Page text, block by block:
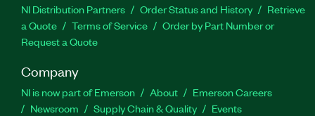
NI Distribution Partners Order Status and History
Retrieve
a Quote
Terms of Service
Order by Part Number or
Request a Quote
Company
NI is now part of Emerson About
Emerson Careers
Newsroom
Supply Chain & Quality Events